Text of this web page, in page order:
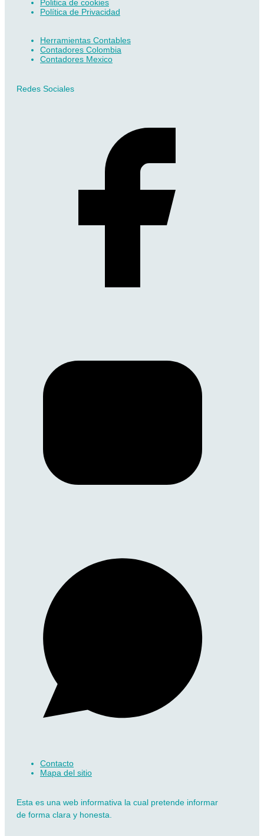
Politica de cookies
Política de Privacidad
Herramientas Contables
Contadores Colombia
Contadores Mexico
Redes Sociales
Contacto
Mapa del sitio
Esta es una web informativa la cual pretende informar
de forma clara y honesta.